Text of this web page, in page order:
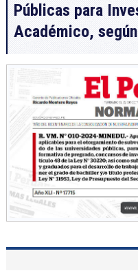
Públicas para
Académico,